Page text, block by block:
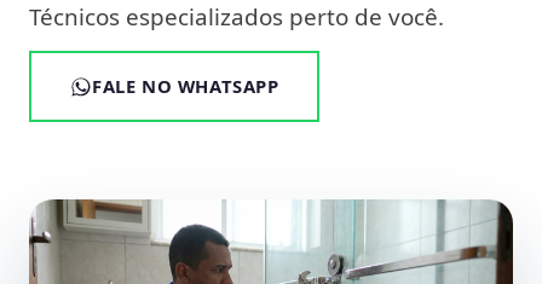
Técnicos especializados perto de você.
FALE NO WHATSAPP